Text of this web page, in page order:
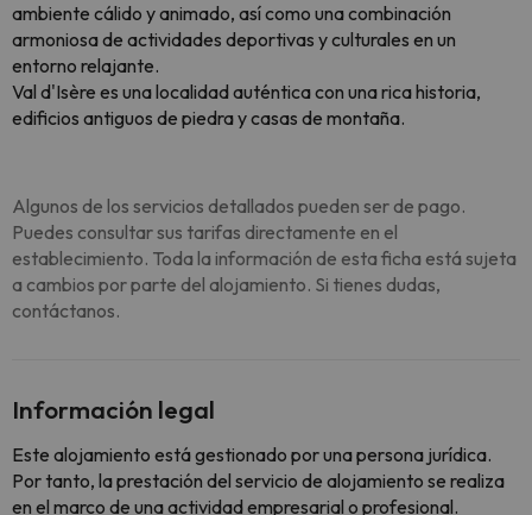
ambiente cálido y animado, así como una combinación
armoniosa de actividades deportivas y culturales en un
entorno relajante.
Val d'Isère es una localidad auténtica con una rica historia,
edificios antiguos de piedra y casas de montaña.
Algunos de los servicios detallados pueden ser de pago.
Puedes consultar sus tarifas directamente en el
establecimiento. Toda la información de esta ficha está sujeta
a cambios por parte del alojamiento. Si tienes dudas,
contáctanos.
Información legal
Este alojamiento está gestionado por una persona jurídica.
Por tanto, la prestación del servicio de alojamiento se realiza
en el marco de una actividad empresarial o profesional.